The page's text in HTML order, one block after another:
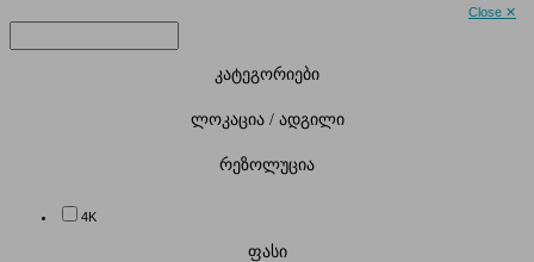
Close ✕
კატეგორიები
ლოკაცია / ადგილი
რეზოლუცია
4K
ფასი